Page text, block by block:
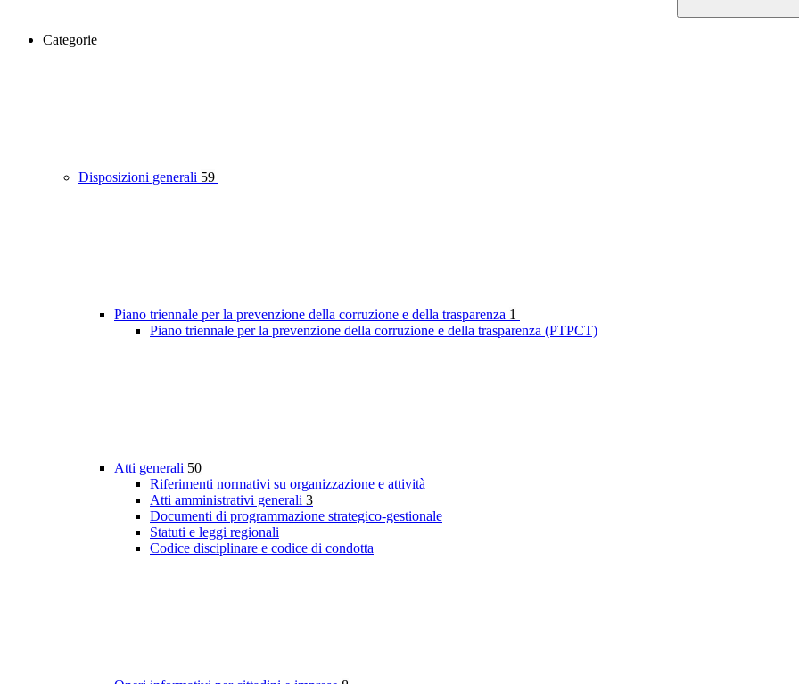
Categorie
Disposizioni generali 59
Piano triennale per la prevenzione della corruzione e della trasparenza 1
Piano triennale per la prevenzione della corruzione e della trasparenza (PTPCT)
Atti generali 50
Riferimenti normativi su organizzazione e attività
Atti amministrativi generali 3
Documenti di programmazione strategico-gestionale
Statuti e leggi regionali
Codice disciplinare e codice di condotta